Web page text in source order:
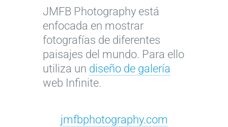
JMFB Photography está
enfocada en mostrar
fotografías de diferentes
paisajes del mundo. Para ello
utiliza un diseño de galería
web Infinite.
jmfbphotography.com